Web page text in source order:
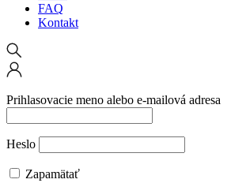
FAQ
Kontakt
Prihlasovacie meno alebo e-mailová adresa
Heslo
Zapamätať